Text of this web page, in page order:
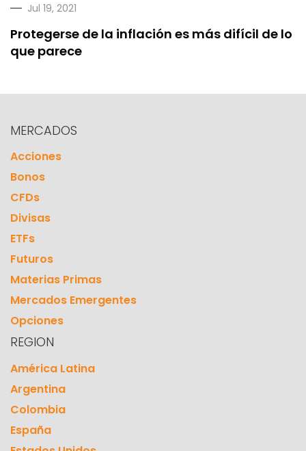
Jul 19, 2021
Protegerse de la inflación es más difícil de lo
que parece
MERCADOS
Acciones
Bonos
CFDs
Divisas
ETFs
Futuros
Materias Primas
Mercados Emergentes
Opciones
REGION
América Latina
Argentina
Colombia
España